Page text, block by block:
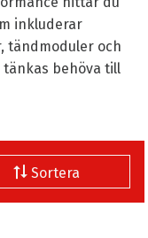
inkluderar
tändmoduler och
behöva till
Sortera